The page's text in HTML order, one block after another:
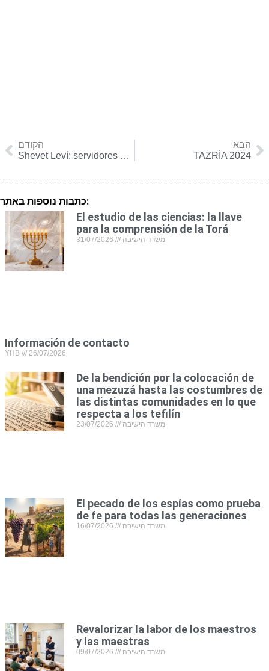
הקודם
Shevet Leví: servidores públicos
הבא
TAZRÍA 2024
כתבות נוספות באתר:
El estudio de las ciencias: la llave
para la comprensión de la Torá
משרד הישיבה 31/07/2026
Información de contacto
YHB 26/07/2026
De la bendición por la colocación de
una mezuzá hasta las costumbres de
las distintas comunidades en lo que
respecta a los tefilín
משרד הישיבה 23/07/2026
El pecado de los espías como prueba
de fe para todas las generaciones
משרד הישיבה 16/07/2026
Revalorizar la labor de los maestros
y las maestras
משרד הישיבה 09/07/2026